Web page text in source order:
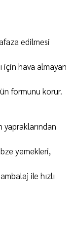
edilmesi
için hava almayan
formunu korur.
yemekleri,
ile hızlı